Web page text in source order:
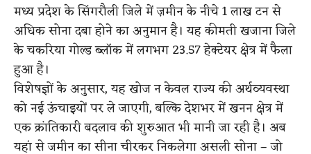
मध्य प्रदेश के सिंगरौली जिले में ज़मीन के नीचे 1 लाख टन से
अधिक सोना दबा होने का अनुमान है। यह कीमती खजाना जिले
के चकरिया गोल्ड ब्लॉक में लगभग 23.57 हेक्टेयर क्षेत्र में फैला
हुआ है।
विशेषज्ञों के अनुसार, यह खोज न केवल राज्य की अर्थव्यवस्था
को नई ऊंचाइयों पर ले जाएगी, बल्कि देशभर में खनन क्षेत्र में
एक क्रांतिकारी बदलाव की शुरुआत भी मानी जा रही है। अब
यहां से जमीन का सीना चीरकर निकलेगा असली सोना – जो